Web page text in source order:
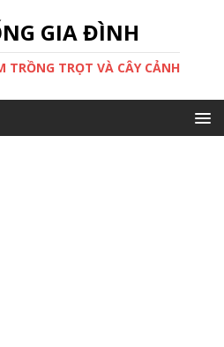
GIA ĐÌNH
TRỒNG TRỌT VÀ CÂY CẢNH